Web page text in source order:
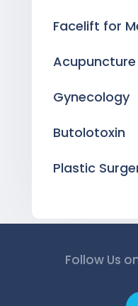
Facelift for
Acupuncture
Gynecology
Butolotoxin
Plastic
Follow Us